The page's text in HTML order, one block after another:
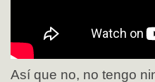
Así que no, no tengo